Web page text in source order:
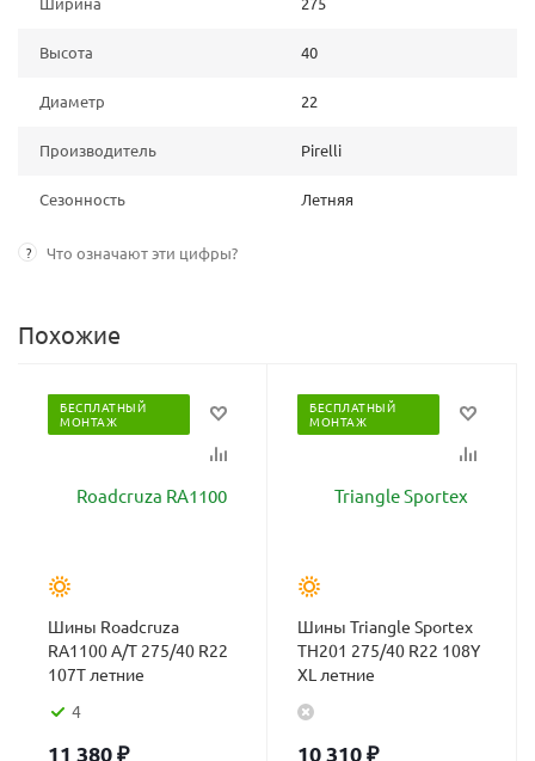
Высота 40
Диаметр 22
Производитель Pirelli
Сезонность Летняя
? Что означают эти цифры?
Похожие
БЕСПЛАТНЫЙ
МОНТАЖ
Шины Roadcruza
RA1100 A/T 275/40 R22
107T летние
4
11 380₽
БЕСПЛАТНЫЙ
МОНТАЖ
Шины Triangle Sportex
TH201 275/40 R22 108Y
XL летние
10 310₽